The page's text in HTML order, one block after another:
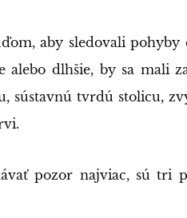
aby sledovali pohyby
dlhšie, by sa mali
sústavnú tvrdú stolicu,
pozor najviac, sú tri